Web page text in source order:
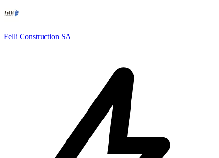
Felli Construction SA